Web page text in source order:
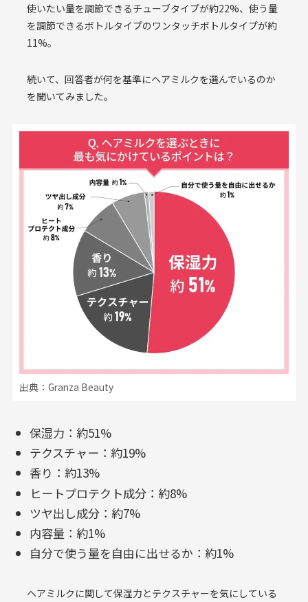
使いたい量を調節できるチューブタイプが約22%、使う量
を調節できるボトルタイプのワンタッチボトルタイプが約
11%。
続いて、回答者が何を基準にヘアミルクを選んでいるのか
を聞いてみました。
出典：Granza Beauty
保湿力：約51%
テクスチャー：約19%
香り：約13%
ヒートプロテクト成分：約8%
ツヤ出し成分：約7%
内容量：約1%
自分で使う量を自由に出せるか：約1%
ヘアミルクに関して保湿力とテクスチャーを気にしている